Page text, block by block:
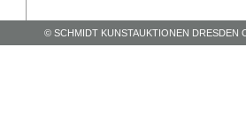
© SCHMIDT KUNSTAUKTIONEN DRESDEN